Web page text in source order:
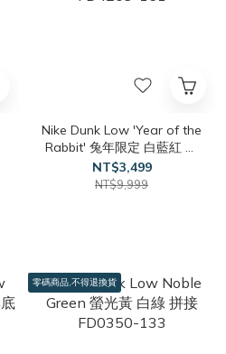
Nike Dunk Low 'Year of the
Rabbit' 兔年限定 白藍紅 螢
光 毛毛 麂皮 果凍底
FD4203-161
NT$3,499
NT$9,999
零碼商品,不得退換貨